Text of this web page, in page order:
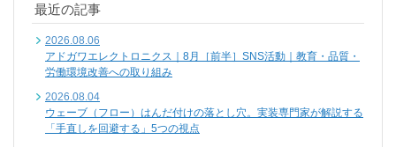
最近の記事
2026.08.06
アドガワエレクトロニクス｜8月［前半］SNS活動｜教育・品質・
労働環境改善への取り組み
2026.08.04
ウェーブ（フロー）はんだ付けの落とし穴。実装専門家が解説する
「手直しを回避する」5つの視点